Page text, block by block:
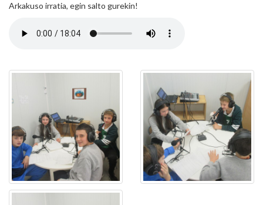
Arkakuso irratia, egin salto gurekin!